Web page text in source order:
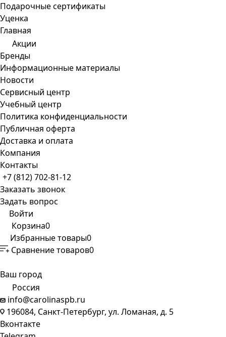
Подарочные сертификаты
Уценка
Главная
Акции
Бренды
Информационные материалы
Новости
Сервисный центр
Учебный центр
Политика конфиденциальности
Публичная оферта
Доставка и оплата
Компания
Контакты
+7 (812) 702-81-12
Заказать звонок
Задать вопрос
Войти
Корзина0
Избранные товары0
Сравнение товаров0
Ваш город
Россия
info@carolinaspb.ru
196084, Санкт-Петербург, ул. Ломаная, д. 5
Вконтакте